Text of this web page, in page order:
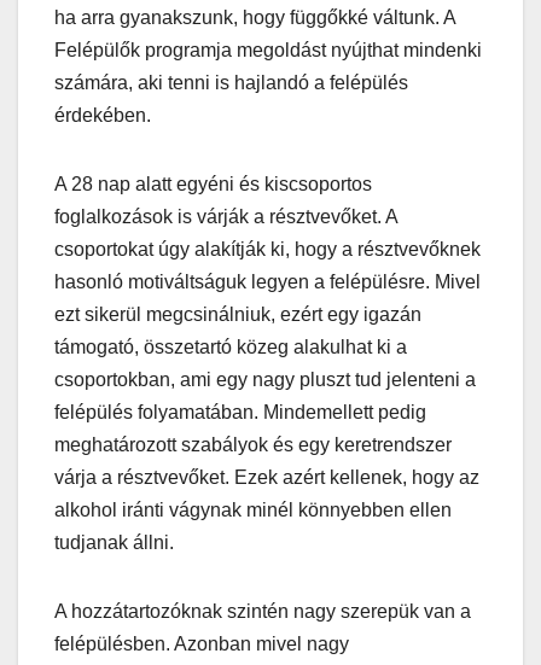
ha arra gyanakszunk, hogy függőkké váltunk. A
Felépülők programja megoldást nyújthat mindenki
számára, aki tenni is hajlandó a felépülés
érdekében.
A 28 nap alatt egyéni és kiscsoportos
foglalkozások is várják a résztvevőket. A
csoportokat úgy alakítják ki, hogy a résztvevőknek
hasonló motiváltságuk legyen a felépülésre. Mivel
ezt sikerül megcsinálniuk, ezért egy igazán
támogató, összetartó közeg alakulhat ki a
csoportokban, ami egy nagy pluszt tud jelenteni a
felépülés folyamatában. Mindemellett pedig
meghatározott szabályok és egy keretrendszer
várja a résztvevőket. Ezek azért kellenek, hogy az
alkohol iránti vágynak minél könnyebben ellen
tudjanak állni.
A hozzátartozóknak szintén nagy szerepük van a
felépülésben. Azonban mivel nagy